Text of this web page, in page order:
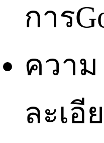
การ
ความ
ละเอี